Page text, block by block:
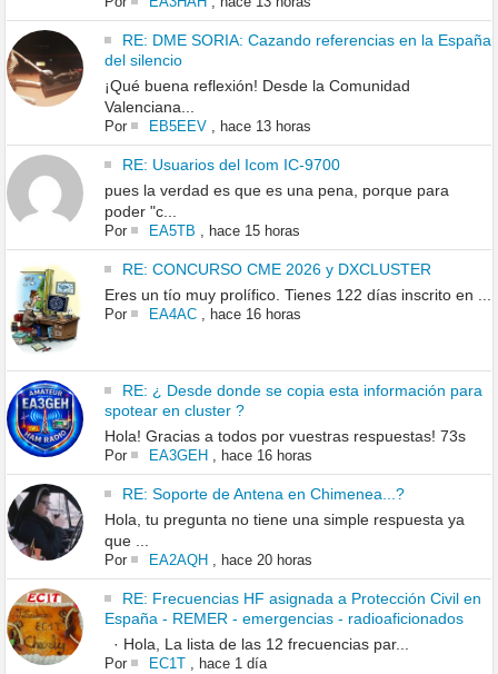
RE: DME SORIA: Cazando referencias en la España
del silencio
¡Qué buena reflexión! Desde la Comunidad
Valenciana...
Por EB5EEV, hace 13 horas
RE: Usuarios del Icom IC-9700
pues la verdad es que es una pena, porque para
poder "c...
Por EA5TB , hace 15 horas
RE: CONCURSO CME 2026 y DXCLUSTER
Eres un tío muy prolífico. Tienes 122 días inscrito en ...
Por EA4AC, hace 16 horas
RE: ¿ Desde donde se copia esta información para
spotear en cluster ?
Hola! Gracias a todos por vuestras respuestas! 73s
Por EA3GEH , hace 16 horas
RE: Soporte de Antena en Chimenea...?
Hola, tu pregunta no tiene una simple respuesta ya
que ...
Por EA2AQH , hace 20 horas
RE: Frecuencias HF asignada a Protección Civil en
España - REMER - emergencias - radioaficionados
· Hola, La lista de las 12 frecuencias par...
Por EC1T, hace 1 día